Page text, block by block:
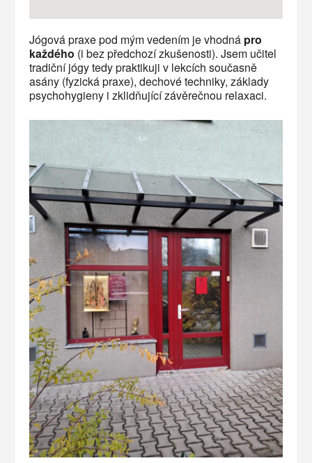
Jógová praxe pod mým vedením je vhodná pro
každého (i bez předchozí zkušenosti). Jsem učitel
tradiční jógy tedy praktikuji v lekcích současně
asány (fyzická praxe), dechové techniky, základy
psychohygieny i zklidňující závěrečnou relaxaci.